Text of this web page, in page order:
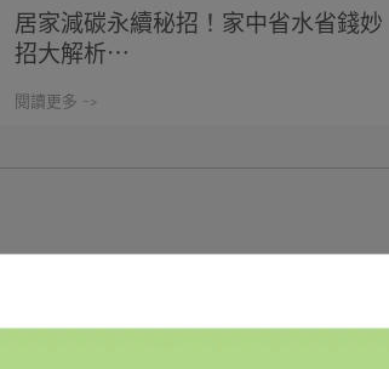
居家減碳永續秘招！家中省水省錢妙
招大解析⋯
閱讀更多 ->